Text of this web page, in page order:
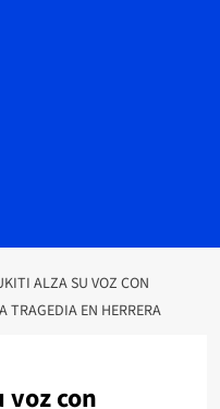
ALZA SU VOZ CON
TRAGEDIA EN HERRERA
voz con